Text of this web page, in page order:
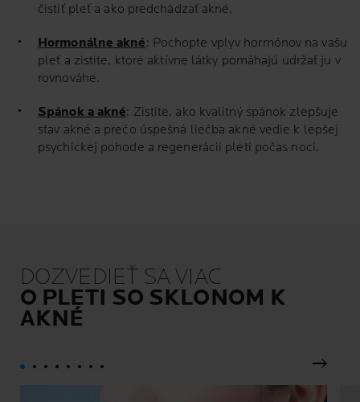
čistiť pleť a ako predchádzať akné.
Hormonálne akné: Pochopte vplyv hormónov na vašu
pleť a zistite, ktoré aktívne látky pomáhajú udržať ju v
rovnováhe.
Spánok a akné: Zistite, ako kvalitný spánok zlepšuje
stav akné a prečo úspešná liečba akné vedie k lepšej
psychickej pohode a regenerácii pleti počas noci.
DOZVEDIEŤ SA VIAC
O PLETI SO SKLONOM K
AKNÉ
Ďalší